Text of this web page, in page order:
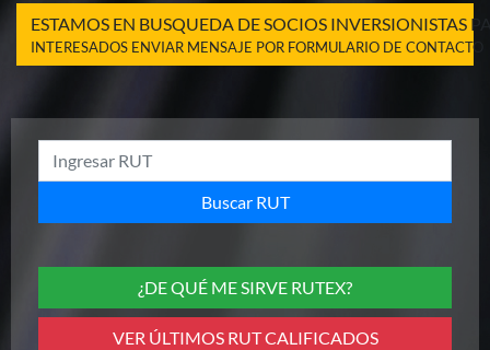
ESTAMOS EN BUSQUEDA DE SOCIOS INVERSIONISTAS
INTERESADOS ENVIAR MENSAJE POR FORMULARIO DE CONTACTO
Buscar RUT
¿DE QUÉ ME SIRVE RUTEX?
VER ÚLTIMOS RUT CALIFICADOS